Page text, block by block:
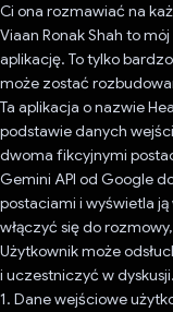
Ci ona rozmawiać na
Viaan Ronak Shah to
aplikację. To tylko
może zostać
Ta aplikacja o nazwie
podstawie danych
dwoma fikcyjnymi
Gemini API od Google
postaciami i wyświetla
włączyć się do
Użytkownik może
i uczestniczyć w
1. Dane wejściowe